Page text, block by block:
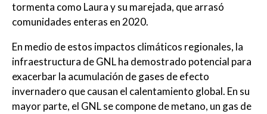
tormenta como Laura y su marejada, que arrasó
comunidades enteras en 2020.
En medio de estos impactos climáticos regionales, la
infraestructura de GNL ha demostrado potencial para
exacerbar la acumulación de gases de efecto
invernadero que causan el calentamiento global. En su
mayor parte, el GNL se compone de metano, un gas de